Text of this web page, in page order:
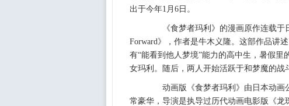
出于今年1月6日。
《食梦者玛利》的漫画原作连载于
Forward》，作者是牛木义隆。这部作品讲
有“能看到他人梦境”能力的高中生，暑假里
女玛利。随后，两人开始活跃于和梦魔的战
动画版《食梦者玛利》由日本动画
常豪华，导演是执导过历代动画电影版《